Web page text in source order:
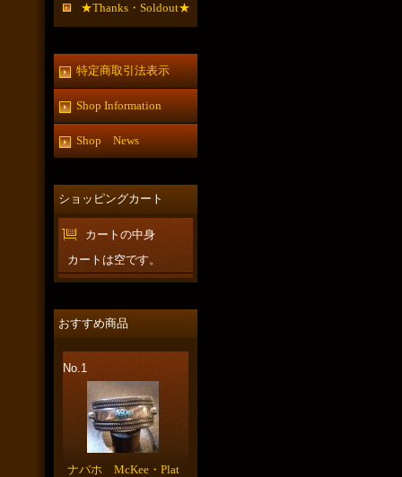
★Thanks・Soldout★
特定商取引法表示
Shop Information
Shop News
ショッピングカート
カートの中身
カートは空です。
おすすめ商品
No.1
ナバホ McKee・Plat